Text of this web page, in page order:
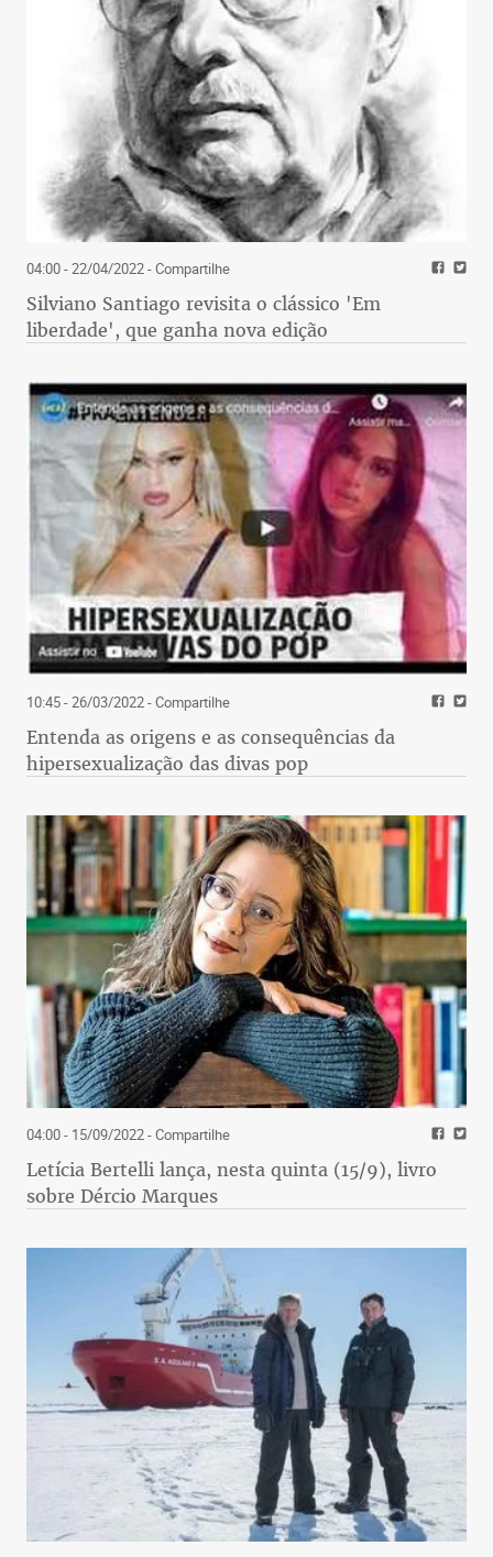
04:00 - 22/04/2022- Compartilhe
Silviano Santiago revisita o clássico 'Em
liberdade', que ganha nova edição
10:45 - 26/03/2022- Compartilhe
Entenda as origens e as consequências da
hipersexualização das divas pop
04:00 - 15/09/2022- Compartilhe
Letícia Bertelli lança, nesta quinta (15/9), livro
sobre Dércio Marques